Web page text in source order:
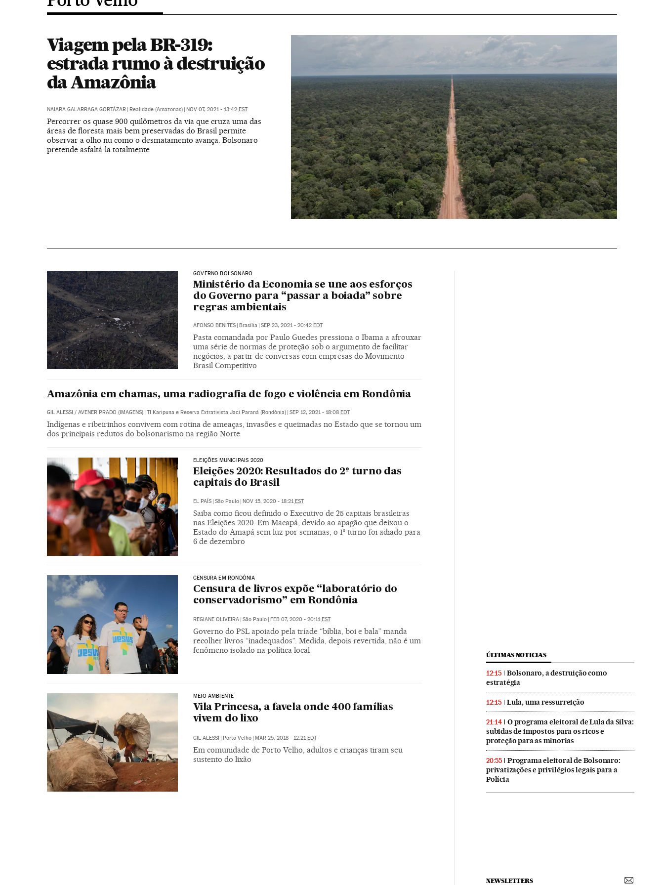
Viagem pela BR-319:
estrada rumo à destruição
da Amazônia
NAIARA GALARRAGA GORTÁZAR | Realidade (Amazonas) | NOV 07, 2021 - 13:42 EST
Percorrer os quase 900 quilômetros da via que cruza uma das
áreas de floresta mais bem preservadas do Brasil permite
observar a olho nu como o desmatamento avança. Bolsonaro
pretende asfaltá-la totalmente
GOVERNO BOLSONARO
Ministério da Economia se une aos esforços
do Governo para “passar a boiada” sobre
regras ambientais
AFONSO BENITES | Brasília | SEP 23, 2021 - 20:42 EDT
Pasta comandada por Paulo Guedes pressiona o Ibama a afrouxar
uma série de normas de proteção sob o argumento de facilitar
negócios, a partir de conversas com empresas do Movimento
Brasil Competitivo
Amazônia em chamas, uma radiografia de fogo e violência em Rondônia
GIL ALESSI / AVENER PRADO (IMAGENS) | TI Karipuna e Reserva Extrativista Jaci Paraná (Rondônia) | SEP 12, 2021 - 18:08 EDT
Indígenas e ribeirinhos convivem com rotina de ameaças, invasões e queimadas no Estado que se tornou um
dos principais redutos do bolsonarismo na região Norte
ELEIÇÕES MUNICIPAIS 2020
Eleições 2020: Resultados do 2º turno das
capitais do Brasil
EL PAÍS | São Paulo | NOV 15, 2020 - 18:21EST
Saiba como ficou definido o Executivo de 25 capitais brasileiras
nas Eleições 2020. Em Macapá, devido ao apagão que deixou o
Estado do Amapá sem luz por semanas, o 1º turno foi adiado para
6 de dezembro
CENSURA EM RONDÔNIA
Censura de livros expõe “laboratório do
conservadorismo” em Rondônia
REGIANE OLIVEIRA São Paulo FEB 07, 2020 - 20:11 EST
Governo do PSL apoiado pela tríade “bíblia, boi e bala” manda
recolher livros “inadequados”. Medida, depois revertida, não é um
fenômeno isolado na política local
MEIO AMBIENTE
Vila Princesa, a favela onde 400 famílias
vivem do lixo
GIL ALESSI | Porto Velho | MAR 25, 2018 - 12:21 EDT
Em comunidade de Porto Velho, adultos e crianças tiram seu
sustento do lixão
ÚLTIMAS NOTICIAS
12:15
Bolsonaro, a destruição como
estratégia
12:15 Lula, uma ressurreição
21:14
O programa eleitoral de Lula da Silva:
subidas de impostos para os ricos e
proteção para as minorias
20:55
Programa eleitoral de Bolsonaro:
privatizações e privilégios legais para a
Polícia
NEWSLETTERS